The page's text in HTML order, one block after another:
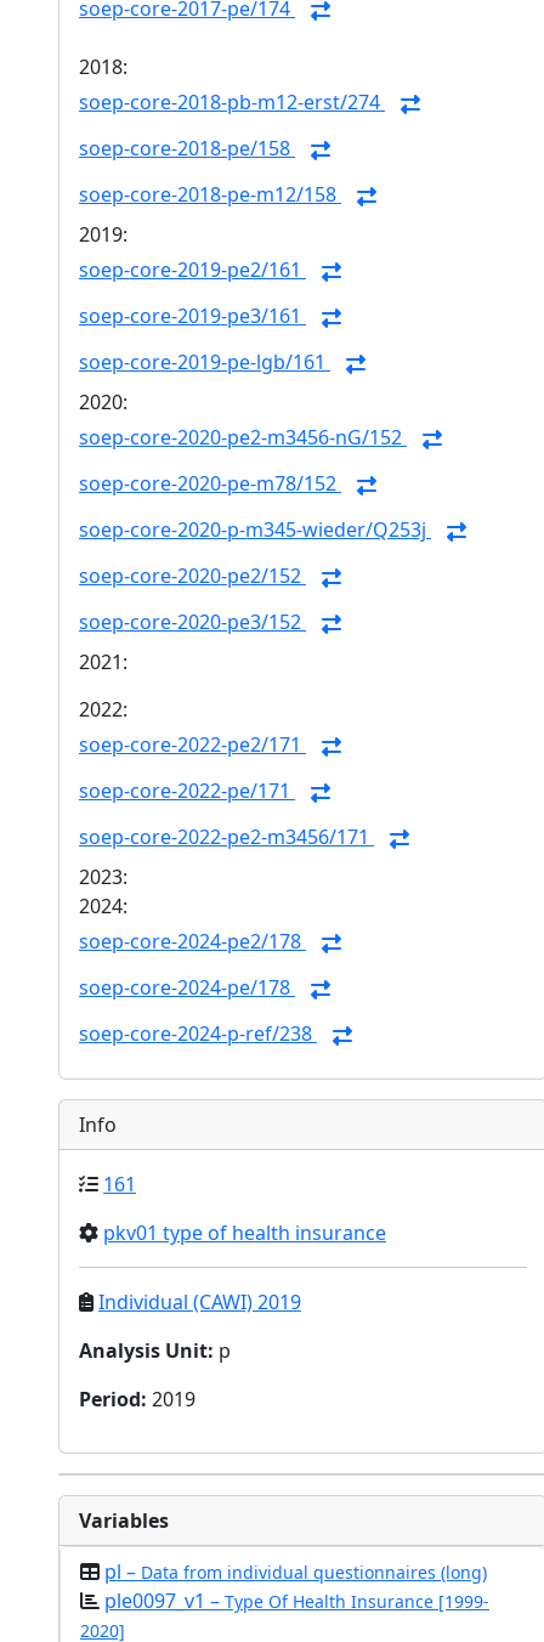
soep-core-2017-pe/174
2018:
soep-core-2018-pb-m12-erst/274
soep-core-2018-pe/158
soep-core-2018-pe-m12/158
2019:
soep-core-2019-pe2/161
soep-core-2019-pe3/161
soep-core-2019-pe-lgb/161
2020:
soep-core-2020-pe2-m3456-nG/152
soep-core-2020-pe-m78/152
soep-core-2020-p-m345-wieder/Q253j
soep-core-2020-pe2/152
soep-core-2020-pe3/152
2021:
2022:
soep-core-2022-pe2/171
soep-core-2022-pe/171
soep-core-2022-pe2-m3456/171
2023:
2024:
soep-core-2024-pe2/178
soep-core-2024-pe/178
soep-core-2024-p-ref/238
Info
161
pkv01 type of health insurance
Individual (CAWI) 2019
Analysis Unit: p
Period: 2019
Variables
pl – Data from individual questionnaires (long)
ple0097_v1 – Type Of Health Insurance [1999-
2020]